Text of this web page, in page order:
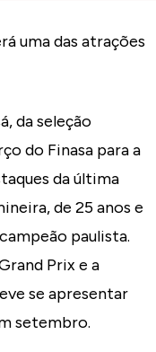
uma das atrações
da seleção
do Finasa para a
da última
de 25 anos e
paulista.
Prix e a
se apresentar
setembro.